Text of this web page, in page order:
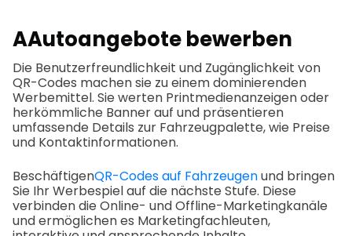
AAutoangebote bewerben
Die Benutzerfreundlichkeit und Zugänglichkeit von
QR-Codes machen sie zu einem dominierenden
Werbemittel. Sie werten Printmedienanzeigen oder
herkömmliche Banner auf und präsentieren
umfassende Details zur Fahrzeugpalette, wie Preise
und Kontaktinformationen.
BeschäftigenQR-Codes auf Fahrzeugenund bringen
Sie Ihr Werbespiel auf die nächste Stufe. Diese
verbinden die Online- und Offline-Marketingkanäle
und ermöglichen es Marketingfachleuten,